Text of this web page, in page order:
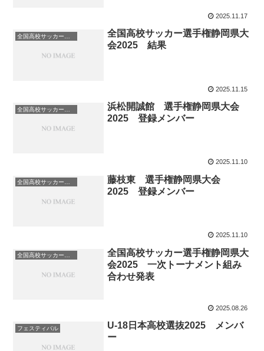
2025.11.17
全国高校サッカー選手権静岡県大
会2025 結果
2025.11.15
浜松開誠館 選手権静岡県大会
2025 登録メンバー
2025.11.10
全国高校サッカー選手権
藤枝東 選手権静岡県大会
2025 登録メンバー
2025.11.10
全国高校サッカー選手権静岡県大
会2025 一次トーナメント組み
合わせ発表
2025.08.26
フェスティバル
U-18日本高校選抜2025 メンバ
ー